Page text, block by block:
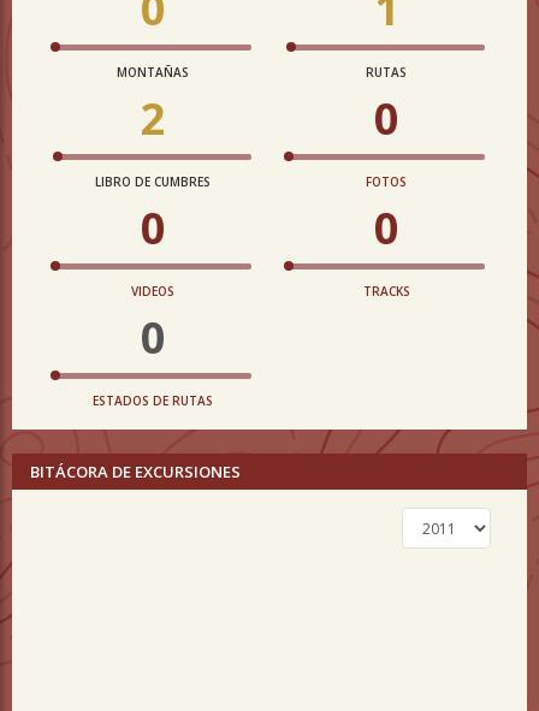
MONTAÑAS RUTAS
2
LIBRO DE CUMBRES
0
FOTOS
0
VIDEOS
0
TRACKS
0
ESTADOS DE RUTAS
BITÁCORA DE EXCURSIONES